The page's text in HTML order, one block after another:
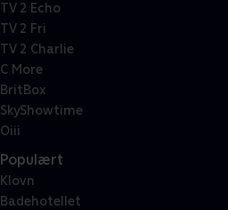
TV 2 Echo
TV 2 Fri
TV 2 Charlie
C More
BritBox
SkyShowtime
Oiii
Populært
Klovn
Badehotellet